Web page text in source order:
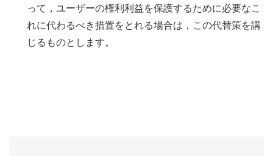
って，ユーザーの権利利益を保護するために必要なこ
れに代わるべき措置をとれる場合は，この代替策を講
じるものとします。